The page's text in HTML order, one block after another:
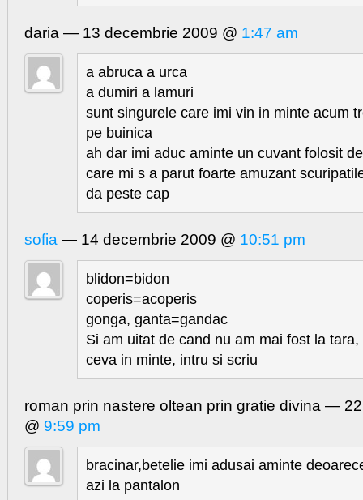
daria — 13 decembrie 2009 @ 1:47 am
a abruca a urca
a dumiri a lamuri
sunt singurele care imi vin in minte acum
pe buinica
ah dar imi aduc aminte un cuvant folosit
care mi s a parut foarte amuzant
da peste cap
sofia — 14 decembrie 2009 @ 10:51 pm
blidon=bidon
coperis=acoperis
gonga, ganta=gandac
Si am uitat de cand nu am mai fost la
ceva in minte, intru si scriu
roman prin nastere oltean prin gratie divina —
@ 9:59 pm
bracinar,betelie imi adusai aminte
azi la pantalon